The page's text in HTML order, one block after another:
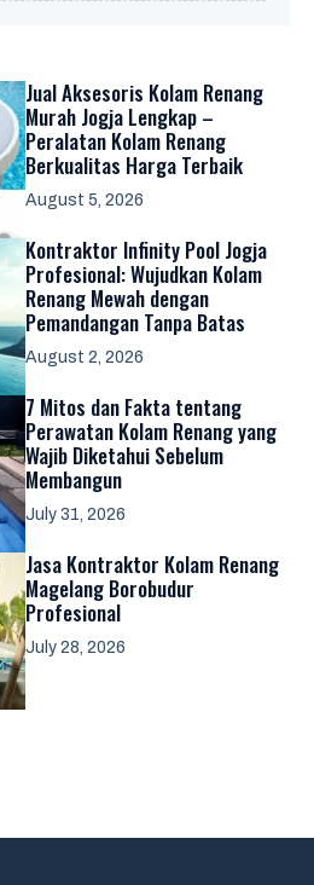
Jual Aksesoris Kolam Renang
Murah Jogja Lengkap –
Peralatan Kolam Renang
Berkualitas Harga Terbaik
August 5, 2026
Kontraktor Infinity Pool Jogja
Profesional: Wujudkan Kolam
Renang Mewah dengan
Pemandangan Tanpa Batas
August 2, 2026
7 Mitos dan Fakta tentang
Perawatan Kolam Renang yang
Wajib Diketahui Sebelum
Membangun
July 31, 2026
Jasa Kontraktor Kolam Renang
Magelang Borobudur
Profesional
July 28, 2026